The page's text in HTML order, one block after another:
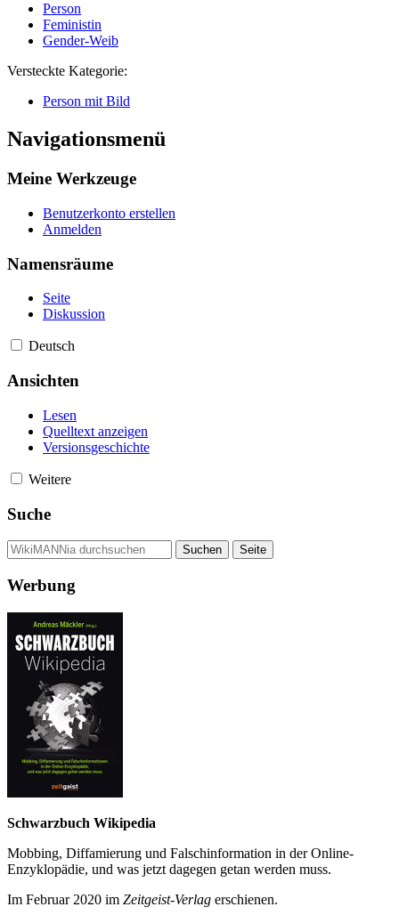
Person
Feministin
Gender-Weib
Versteckte Kategorie:
Person mit Bild
Navigationsmenü
Meine Werkzeuge
Benutzerkonto erstellen
Anmelden
Namensräume
Seite
Diskussion
Deutsch
Ansichten
Lesen
Quelltext anzeigen
Versionsgeschichte
Weitere
Suche
Werbung
Schwarzbuch Wikipedia
Mobbing, Diffamierung und Falsch­information in der Online-
Enzyklo­pädie, und was jetzt da­gegen getan werden muss.
Im Februar 2020 im Zeit­geist-Verlag erschienen.